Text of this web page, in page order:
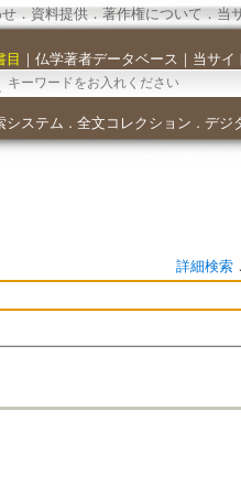
． 資料提供． 著作権について．当
目 ｜ 仏学著者データベース ｜ 当サイ
システム ． 全文コレクション ． デジ
詳細検索